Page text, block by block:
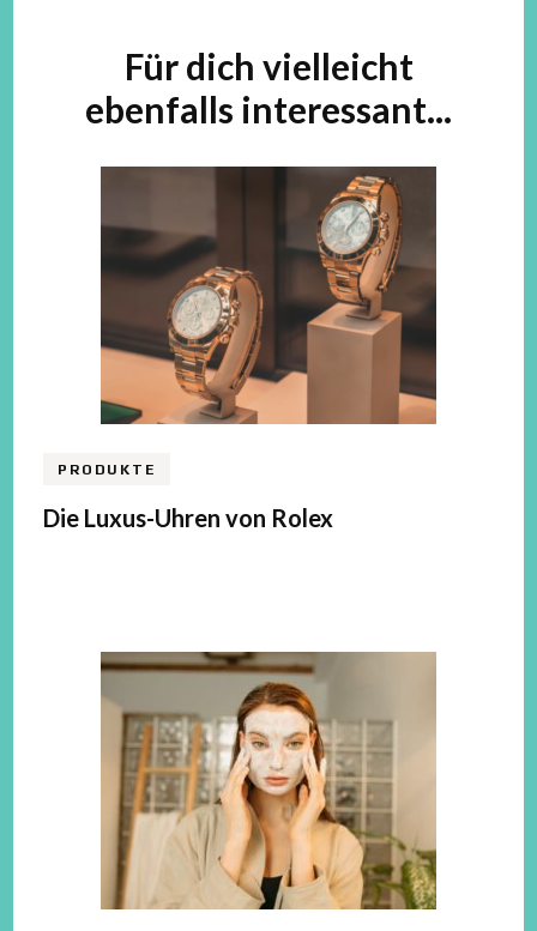
Beitragsnavigation
Für dich vielleicht
ebenfalls interessant...
PRODUKTE
Die Luxus-Uhren von Rolex